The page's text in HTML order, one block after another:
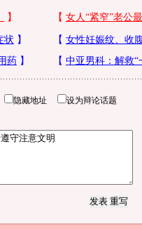
隐藏地址 设为辩论话题